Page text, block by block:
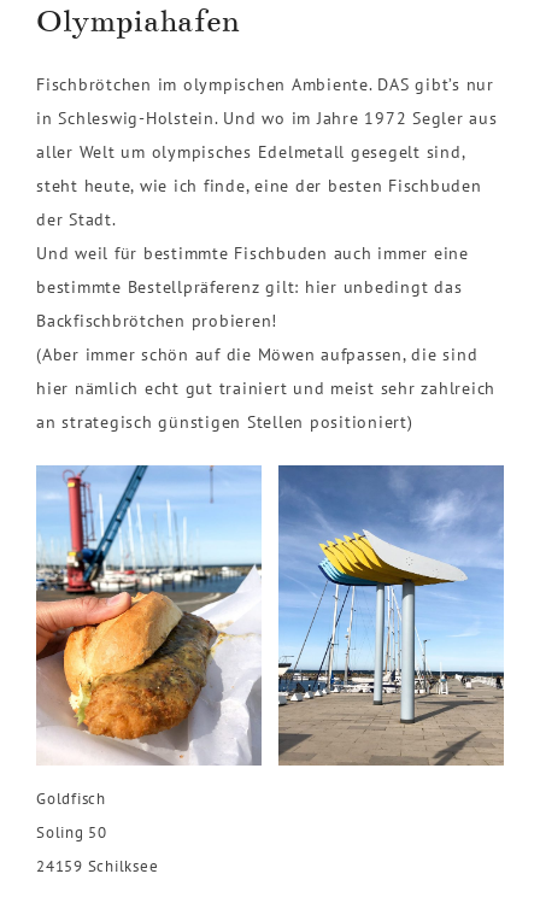
Olympiahafen
Fischbrötchen im olympischen Ambiente. DAS gibt’s nur
in Schleswig-Holstein. Und wo im Jahre 1972 Segler aus
aller Welt um olympisches Edelmetall gesegelt sind,
steht heute, wie ich finde, eine der besten Fischbuden
der Stadt.
Und weil für bestimmte Fischbuden auch immer eine
bestimmte Bestellpräferenz gilt: hier unbedingt das
Backfischbrötchen probieren!
(Aber immer schön auf die Möwen aufpassen, die sind
hier nämlich echt gut trainiert und meist sehr zahlreich
an strategisch günstigen Stellen positioniert)
Goldfisch
Soling 50
24159 Schilksee